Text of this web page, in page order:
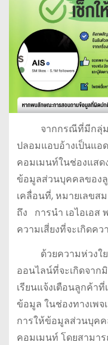
จากกรณีที่มีกลุ่มมิ
ปลอมแอบอ้างเป็นแอ
คอมเมนท์ในช่องแส
ข้อมูลส่วนบุคคลของ
เคลื่อนที่, หมายเลขส
ถึง การนำ เอไอเอส
ความเสี่ยงที่จะเกิดค
ด้วยความห่วงใย
ออนไลน์ที่จะเกิดจา
เรียนแจ้งเตือนลูกค้า
ข้อมูล ในช่องทางเพจ
การให้ข้อมูลส่วนบุค
คอมเมนท์ โดยสามา